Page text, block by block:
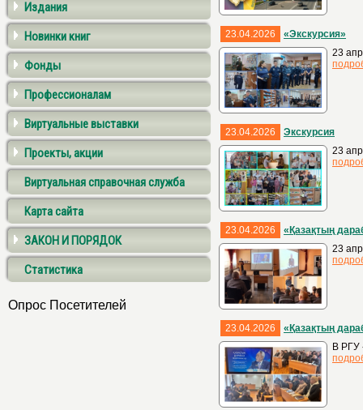
Издания
Новинки книг
Фонды
Профессионалам
Виртуальные выставки
Проекты, акции
Виртуальная справочная служба
Карта сайта
ЗАКОН И ПОРЯДОК
Статистика
Опрос Посетителей
23.04.2026
«Экскурсия»
23
23.04.2026
Экскурсия
23
23.04.2026
«Қазақтың
23
23.04.2026
«Қазақтың
В РГУ